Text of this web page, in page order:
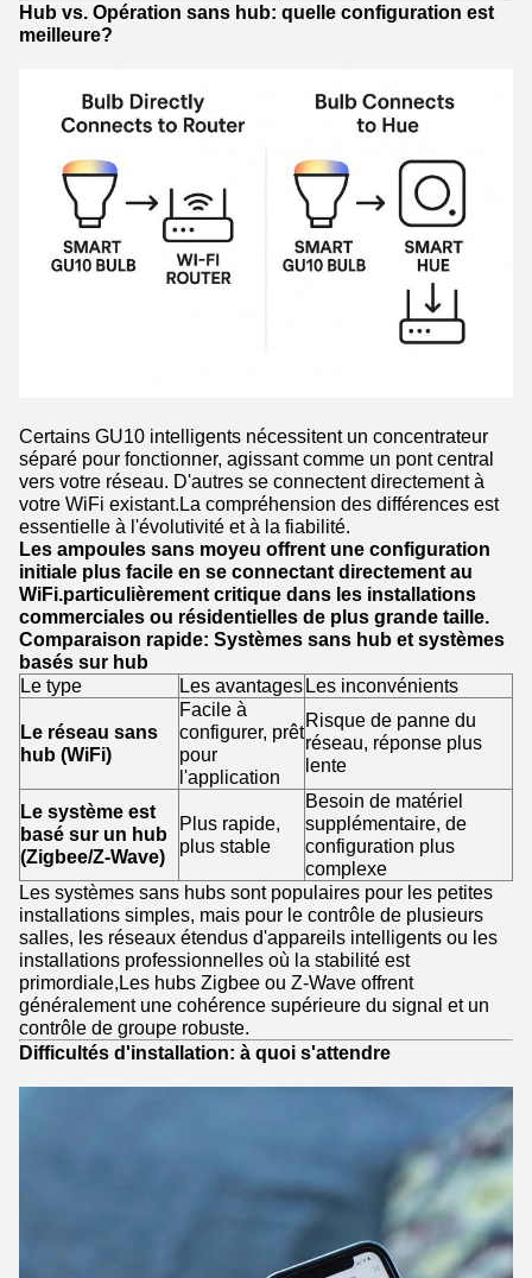
Hub vs. Opération sans hub: quelle configuration est
meilleure?
Certains GU10 intelligents nécessitent un concentrateur
séparé pour fonctionner, agissant comme un pont central
vers votre réseau. D'autres se connectent directement à
votre WiFi existant.La compréhension des différences est
essentielle à l'évolutivité et à la fiabilité.
Les ampoules sans moyeu offrent une configuration
initiale plus facile en se connectant directement au
WiFi.particulièrement critique dans les installations
commerciales ou résidentielles de plus grande taille.
Comparaison rapide: Systèmes sans hub et systèmes
basés sur hub
Le type
Les avantagesLes inconvénients
Le réseau sans
hub (WiFi)
Facile à
configurer, prêt
pour
l'application
Risque de panne du
réseau, réponse plus
lente
Le système est
basé sur un hub
(Zigbee/Z-Wave)
Plus rapide,
plus stable
Besoin de matériel
supplémentaire, de
configuration plus
complexe
Les systèmes sans hubs sont populaires pour les petites
installations simples, mais pour le contrôle de plusieurs
salles, les réseaux étendus d'appareils intelligents ou les
installations professionnelles où la stabilité est
primordiale,Les hubs Zigbee ou Z-Wave offrent
généralement une cohérence supérieure du signal et un
contrôle de groupe robuste.
Difficultés d'installation: à quoi s'attendre